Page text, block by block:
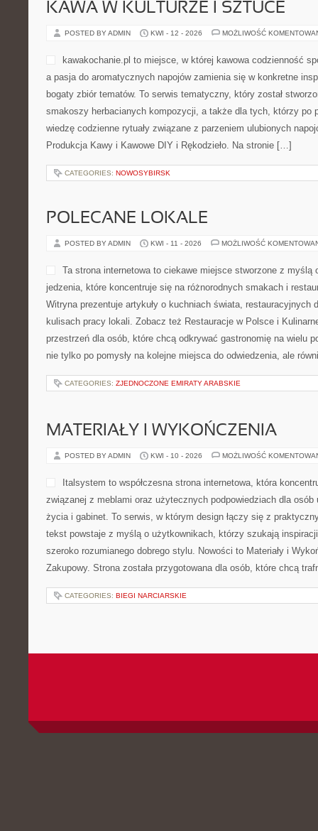
KAWA W KULTURZE I SZTUCE
POSTED BY ADMIN KWI - 12 - 2026 MOŻLIWOŚĆ
kawakochanie.pl to miejsce, w której kawowa codzienność
a pasja do aromatycznych napojów zamienia się w konkretne
bogaty zbiór tematów. To serwis tematyczny, który został
smakoszy herbacianych kompozycji, a także dla tych, którzy po
wiedzę codzienne rytuały związane z parzeniem ulubionych
Produkcja Kawy i Kawowe DIY i Rękodzieło. Na stronie […]
CATEGORIES: NOWOSYBIRSK
POLECANE LOKALE
POSTED BY ADMIN KWI - 11 - 2026 MOŻLIWOŚĆ
Ta strona internetowa to ciekawe miejsce stworzone z myślą
jedzenia, które koncentruje się na różnorodnych smakach i
Witryna prezentuje artykuły o kuchniach świata, restauracyjnych
kulisach pracy lokali. Zobacz też Restauracje w Polsce i
przestrzeń dla osób, które chcą odkrywać gastronomię na wielu
nie tylko po pomysły na kolejne miejsca do odwiedzenia, ale
CATEGORIES: ZJEDNOCZONE EMIRATY ARABSKIE
MATERIAŁY I WYKOŃCZENIA
POSTED BY ADMIN KWI - 10 - 2026 MOŻLIWOŚĆ
Italsystem to współczesna strona internetowa, która
związanej z meblami oraz użytecznych podpowiedziach dla
życia i gabinet. To serwis, w którym design łączy się z
tekst powstaje z myślą o użytkownikach, którzy szukają
szeroko rozumianego dobrego stylu. Nowości to Materiały i
Zakupowy. Strona została przygotowana dla osób, które chcą
CATEGORIES: BIEGI NARCIARSKIE